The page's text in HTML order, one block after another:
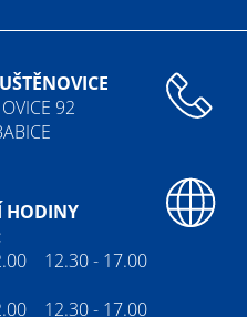
92
HODINY
12.30 - 17.00
12.30 - 17.00